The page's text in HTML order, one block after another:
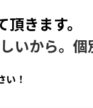
きます。
いから。個
い！